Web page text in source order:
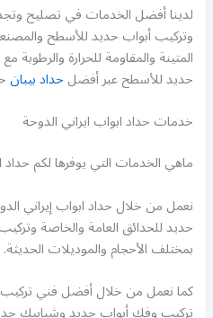
لدينا أفضل الخدمات في تصليح
وتركيب أبواب حديد للأسطح
المتينة والمقاومة للحرارة
حديد للأسطح عبر أفضلحداد بيبان
خدمات حداد ابواب ايراني الدوحة
ماهي الخدمات التي يوفرها لكم حداد
نعمل من خلال حداد ابواب إيراني
حديد للحدائق العامة والخاصة
بمختلف الأحجام والموديلات الحديثة.
كما نعمل من خلال أفضل فني